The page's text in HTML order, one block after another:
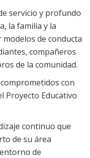
servicio y profundo
la familia y la
de conducta
compañeros
de la comunidad.
con
Proyecto Educativo
continuo que
de su área
de